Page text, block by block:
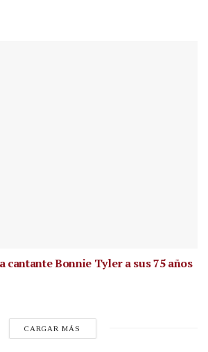
cantanteBonnie Tyler a sus 75 años
CARGAR MÁS